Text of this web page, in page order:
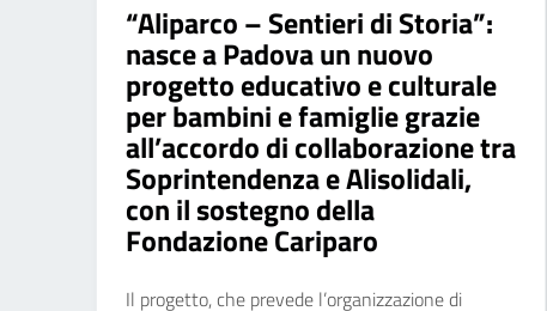
“Aliparco – Sentieri di Storia”:
nasce a Padova un nuovo
progetto educativo e culturale
per bambini e famiglie grazie
all’accordo di collaborazione tra
Soprintendenza e Alisolidali,
con il sostegno della
Fondazione Cariparo
Il progetto, che prevede l’organizzazione di